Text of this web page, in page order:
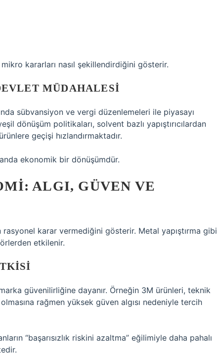
mikro kararları nasıl şekillendirdiğini gösterir.
MÜDAHALESI
sübvansiyon ve vergi düzenlemeleri ile piyasayı
dönüşüm politikaları, solvent bazlı yapıştırıcılardan
geçişi hızlandırmaktadır.
ekonomik bir dönüşümdür.
ALGI, GÜVEN VE
rasyonel karar vermediğini gösterir. Metal yapıştırma gibi
etkilenir.
güvenilirliğine dayanır. Örneğin 3M ürünleri, teknik
rağmen yüksek güven algısı nedeniyle tercih
“başarısızlık riskini azaltma” eğilimiyle daha pahalı